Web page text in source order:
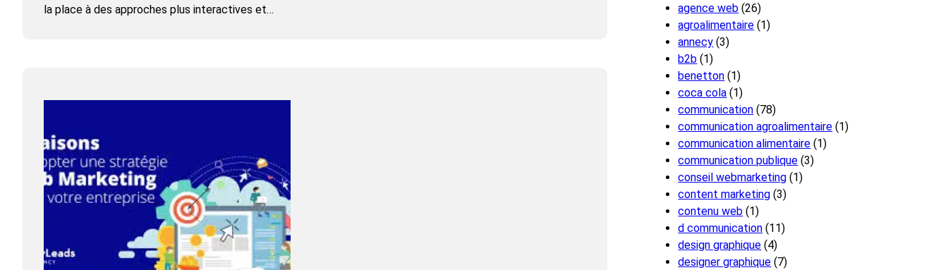
la place à des approches plus interactives et…
agence web (26)
agroalimentaire (1)
annecy (3)
b2b (1)
benetton (1)
coca cola (1)
communication (78)
communication agroalimentaire (1)
communication alimentaire (1)
communication publique (3)
conseil webmarketing (1)
content marketing (3)
contenu web (1)
d communication (11)
design graphique (4)
designer graphique (7)